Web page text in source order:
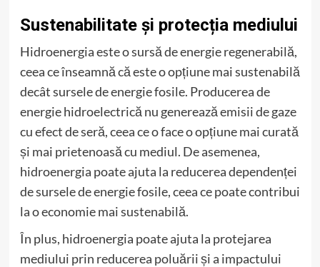
Sustenabilitate și protecția mediului
Hidroenergia este o sursă de energie regenerabilă,
ceea ce înseamnă că este o opțiune mai sustenabilă
decât sursele de energie fosile. Producerea de
energie hidroelectrică nu generează emisii de gaze
cu efect de seră, ceea ce o face o opțiune mai curată
și mai prietenoasă cu mediul. De asemenea,
hidroenergia poate ajuta la reducerea dependenței
de sursele de energie fosile, ceea ce poate contribui
la o economie mai sustenabilă.
În plus, hidroenergia poate ajuta la protejarea
mediului prin reducerea poluării și a impactului